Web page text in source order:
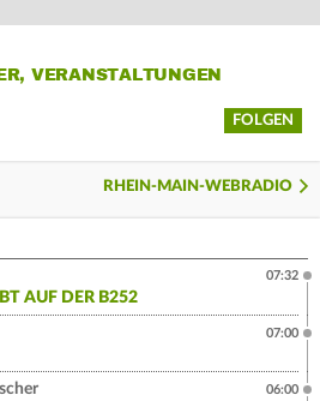
VERANSTALTUNGEN
FOLGEN
RHEIN-MAIN-WEBRADIO
AUF DER B252
07:32
07:00
06:00